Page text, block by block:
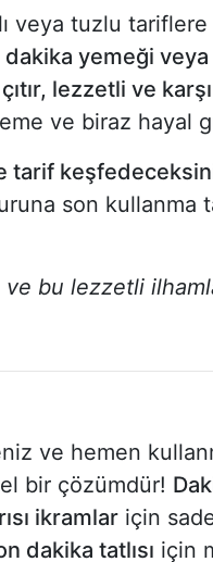
veya tuzlu tariflere
dakika yemeği veya
çıtır, lezzetli ve
ve biraz hayal
tarif
son kullanma
ve bu lezzetli
ve hemen
bir çözümdür!
ikramlar için
dakika tatlısı için